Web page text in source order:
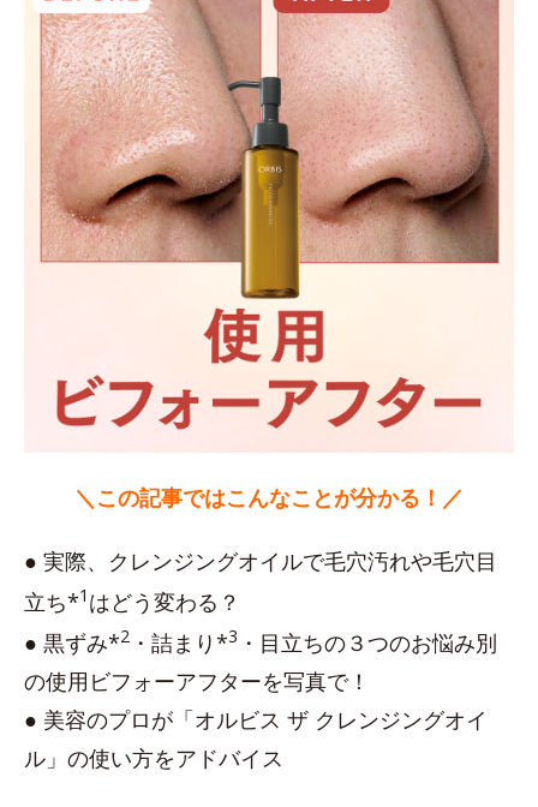
＼この記事ではこんなことが分かる！／
● 実際、クレンジングオイルで毛穴汚れや毛穴目
立ち*1 はどう変わる？
● 黒ずみ*2 ・詰まり*3 ・目立ちの３つのお悩み別
の使用ビフォーアフターを写真で！
● 美容のプロが「オルビス ザ クレンジングオイ
ル」の使い方をアドバイス